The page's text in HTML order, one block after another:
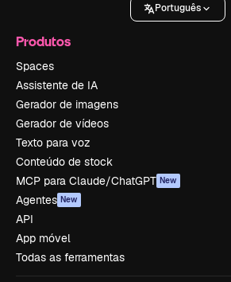
Português
Produtos
Spaces
Assistente de IA
Gerador de imagens
Gerador de vídeos
Texto para voz
Conteúdo de stock
MCP para Claude/ChatGPT New
Agentes New
API
App móvel
Todas as ferramentas